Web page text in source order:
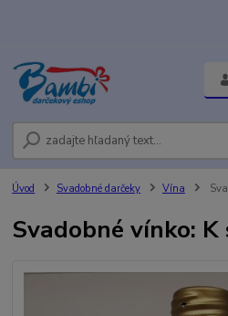
Úvod Svadobné darčeky Vína
Svadobné vínko: K